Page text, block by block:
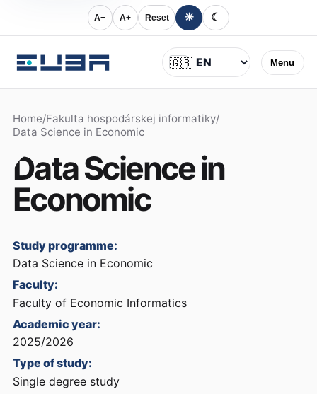
A− A+ Reset ☀ ☾
Menu
Language
🇬🇧
Home/Fakulta hospodárskej informatiky/
Data Science in Economic
Data Science in
Economic
Study programme:
Data Science in Economic
Faculty:
Faculty of Economic Informatics
Academic year:
2025/2026
Type of study:
Single degree study